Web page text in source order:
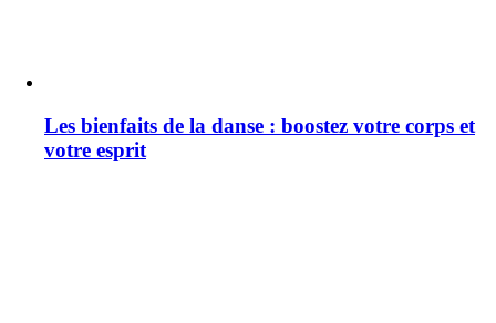
Les bienfaits de la danse : boostez votre corps et
votre esprit